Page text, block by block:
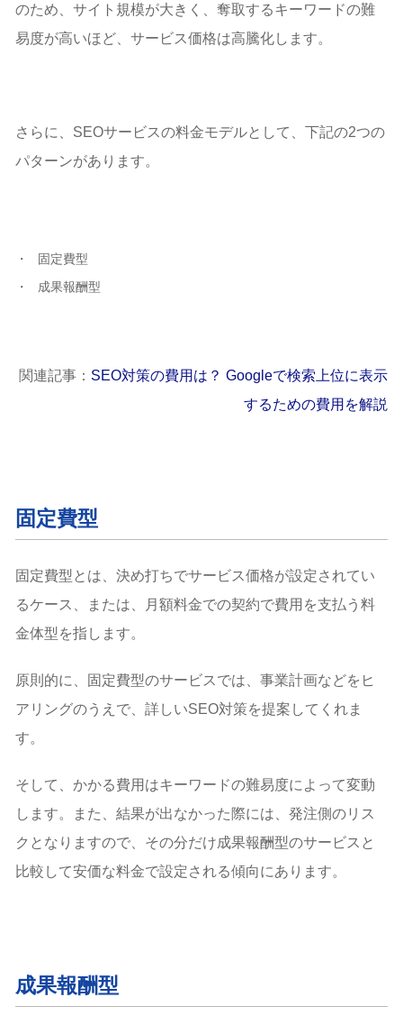
のため、サイト規模が大きく、奪取するキーワードの難
易度が高いほど、サービス価格は高騰化します。
さらに、SEOサービスの料金モデルとして、下記の2つの
パターンがあります。
固定費型
成果報酬型
関連記事： SEO対策の費用は？ Googleで検索上位に表示
するための費用を解説
固定費型
固定費型とは、決め打ちでサービス価格が設定されてい
るケース、または、月額料金での契約で費用を支払う料
金体型を指します。
原則的に、固定費型のサービスでは、事業計画などをヒ
アリングのうえで、詳しいSEO対策を提案してくれま
す。
そして、かかる費用はキーワードの難易度によって変動
します。また、結果が出なかった際には、発注側のリス
クとなりますので、その分だけ成果報酬型のサービスと
比較して安価な料金で設定される傾向にあります。
成果報酬型